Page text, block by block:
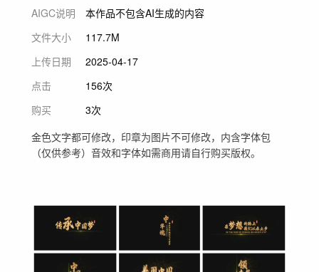
AIGC说明
本作品不包含AI生成的内容
文件大小
117.7M
上传日期
2025-04-17
点击
156次
购买
3次
金色文字都可修改，印章为图片不可修改，内含字体包
（仅供参考）音效和字体如需商用请自行购买版权。